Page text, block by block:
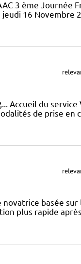
3 ème Journée
16 Novembre
Accueil du
de prise en
basée sur
plus rapide